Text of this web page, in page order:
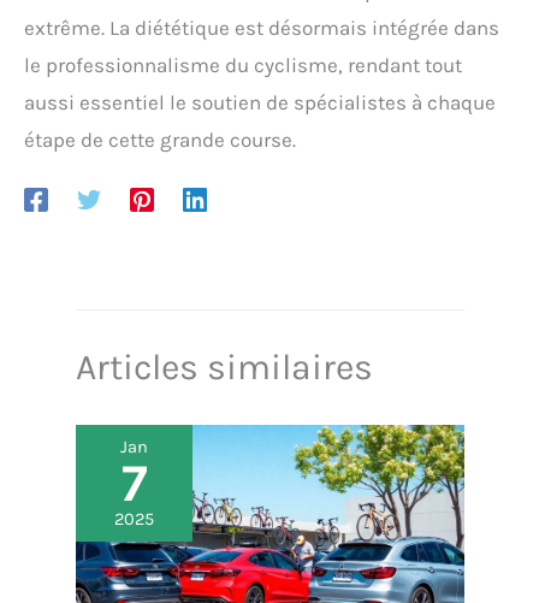
extrême. La diététique est désormais intégrée dans
le professionnalisme du cyclisme, rendant tout
aussi essentiel le soutien de spécialistes à chaque
étape de cette grande course.
Articles similaires
Jan
7
2025